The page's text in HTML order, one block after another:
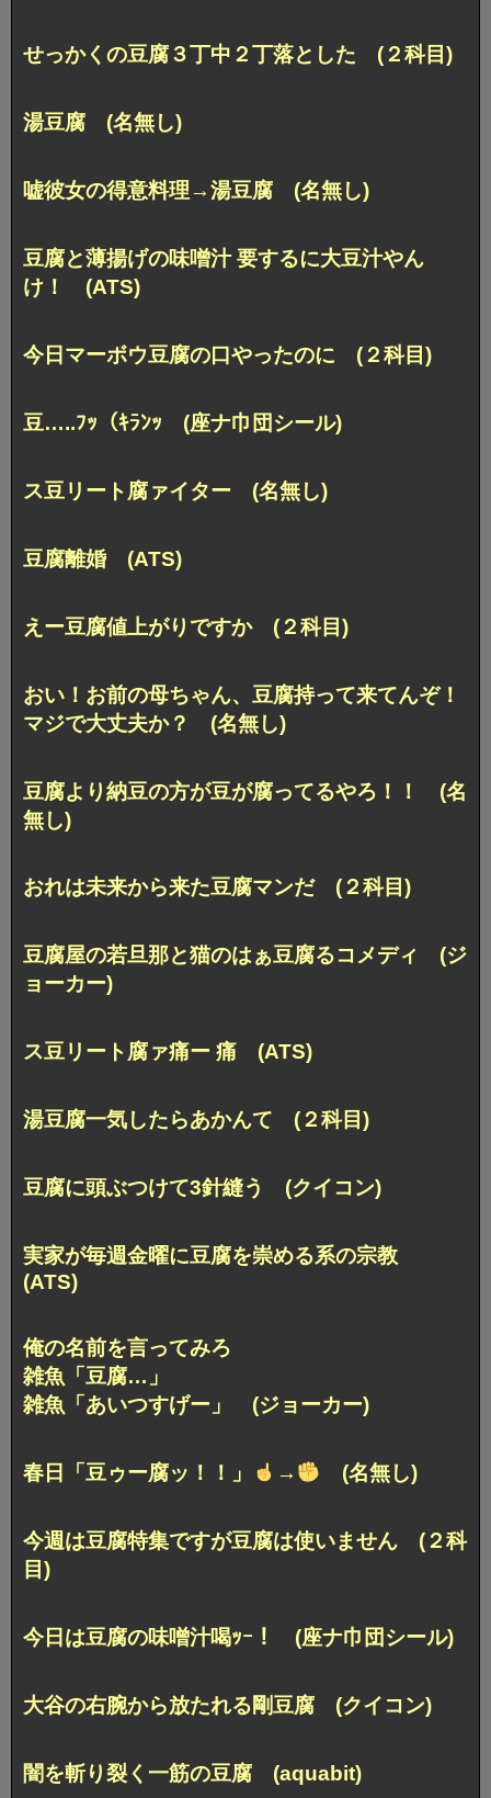
せっかくの豆腐３丁中２丁落とした (２科目)
湯豆腐 (名無し)
嘘彼女の得意料理→湯豆腐 (名無し)
豆腐と薄揚げの味噌汁 要するに大豆汁やん
け！ (ATS)
今日マーボウ豆腐の口やったのに (２科目)
豆…..ﾌｯ（ｷﾗﾝｯ (座ナ巾団シール)
ス豆リート腐ァイター (名無し)
豆腐離婚 (ATS)
えー豆腐値上がりですか (２科目)
おい！お前の母ちゃん、豆腐持って来てんぞ！
マジで大丈夫か？ (名無し)
豆腐より納豆の方が豆が腐ってるやろ！！ (名
無し)
おれは未来から来た豆腐マンだ (２科目)
豆腐屋の若旦那と猫のはぁ豆腐るコメディ (ジ
ョーカー)
ス豆リート腐ァ痛ー 痛 (ATS)
湯豆腐一気したらあかんて (２科目)
豆腐に頭ぶつけて3針縫う (クイコン)
実家が毎週金曜に豆腐を崇める系の宗教
(ATS)
俺の名前を言ってみろ
雑魚「豆腐…」
雑魚「あいつすげー」 (ジョーカー)
春日「豆ゥー腐ッ！！」 → (名無し)
今週は豆腐特集ですが豆腐は使いません (２科
目)
今日は豆腐の味噌汁喝ｯｰ！ (座ナ巾団シール)
大谷の右腕から放たれる剛豆腐 (クイコン)
闇を斬り裂く一筋の豆腐 (aquabit)